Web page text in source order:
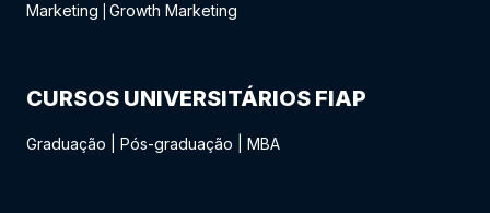
Marketing
Growth Marketing
CURSOS UNIVERSITÁRIOS FIAP
Graduação Pós-graduação MBA